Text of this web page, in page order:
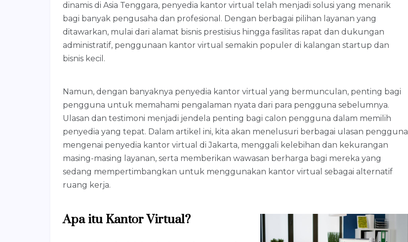
dinamis di Asia Tenggara, penyedia kantor virtual telah menjadi solusi yang menarik
bagi banyak pengusaha dan profesional. Dengan berbagai pilihan layanan yang
ditawarkan, mulai dari alamat bisnis prestisius hingga fasilitas rapat dan dukungan
administratif, penggunaan kantor virtual semakin populer di kalangan startup dan
bisnis kecil.
Namun, dengan banyaknya penyedia kantor virtual yang bermunculan, penting bagi
pengguna untuk memahami pengalaman nyata dari para pengguna sebelumnya.
Ulasan dan testimoni menjadi jendela penting bagi calon pengguna dalam memilih
penyedia yang tepat. Dalam artikel ini, kita akan menelusuri berbagai ulasan pengguna
mengenai penyedia kantor virtual di Jakarta, menggali kelebihan dan kekurangan
masing-masing layanan, serta memberikan wawasan berharga bagi mereka yang
sedang mempertimbangkan untuk menggunakan kantor virtual sebagai alternatif
ruang kerja.
Apa itu Kantor Virtual?